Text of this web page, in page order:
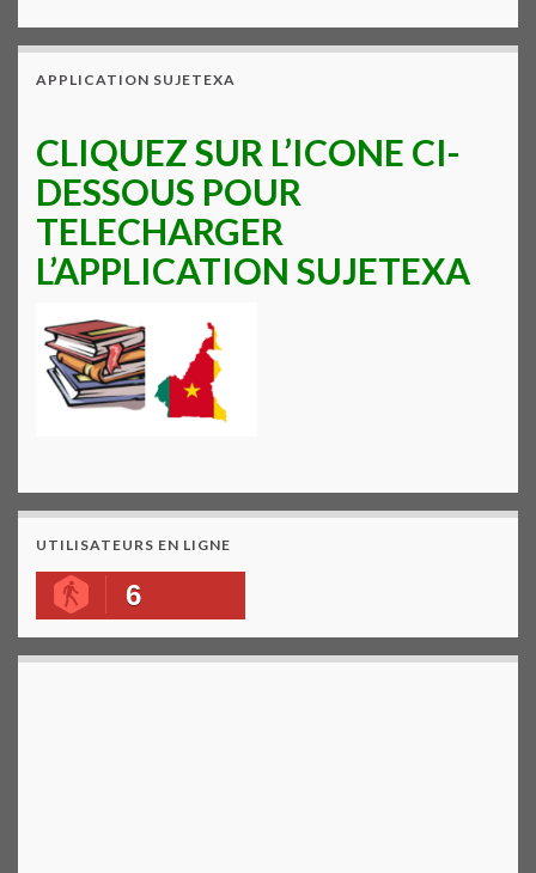
APPLICATION SUJETEXA
CLIQUEZ SUR L’ICONE CI-
DESSOUS POUR
TELECHARGER
L’APPLICATION SUJETEXA
UTILISATEURS EN LIGNE
6